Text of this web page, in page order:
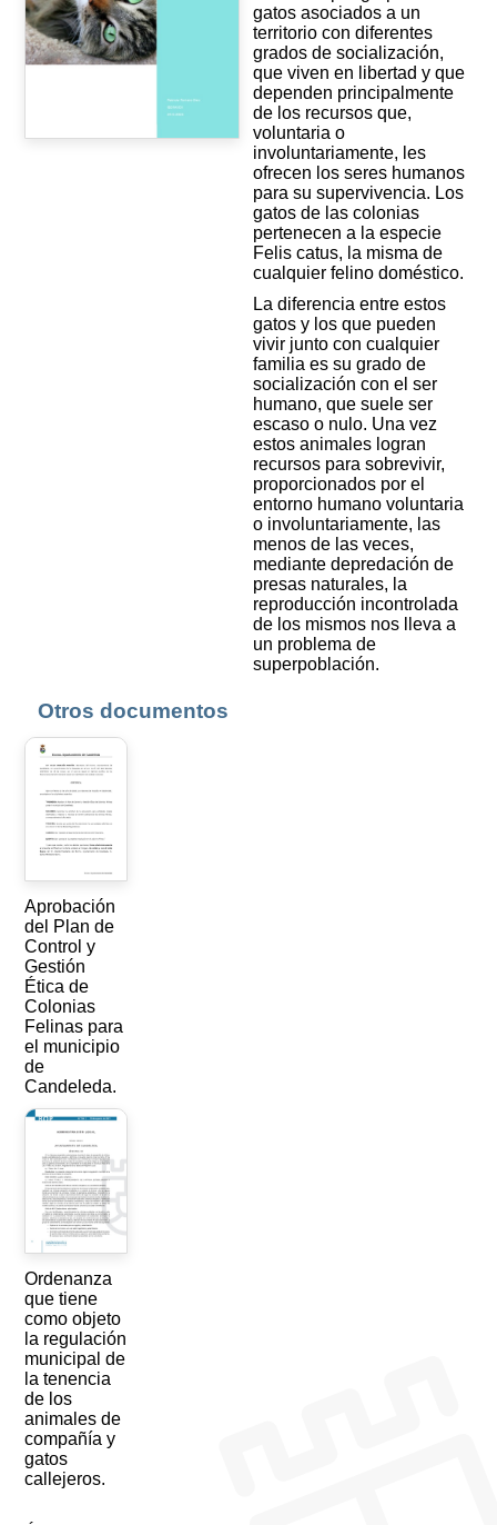
gatos asociados a un
territorio con diferentes
grados de socialización,
que viven en libertad y que
dependen principalmente
de los recursos que,
voluntaria o
involuntariamente, les
ofrecen los seres humanos
para su supervivencia. Los
gatos de las colonias
pertenecen a la especie
Felis catus, la misma de
cualquier felino doméstico.
La diferencia entre estos
gatos y los que pueden
vivir junto con cualquier
familia es su grado de
socialización con el ser
humano, que suele ser
escaso o nulo. Una vez
estos animales logran
recursos para sobrevivir,
proporcionados por el
entorno humano voluntaria
o involuntariamente, las
menos de las veces,
mediante depredación de
presas naturales, la
reproducción incontrolada
de los mismos nos lleva a
un problema de
superpoblación.
Otros documentos
Aprobación
del Plan de
Control y
Gestión
Ética de
Colonias
Felinas para
el municipio
de
Candeleda.
Ordenanza
que tiene
como objeto
la regulación
municipal de
la tenencia
de los
animales de
compañía y
gatos
callejeros.